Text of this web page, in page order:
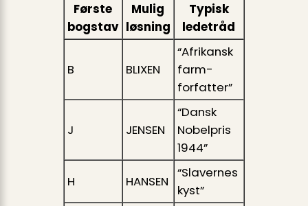
Første
bogstav
Mulig
løsning
Typisk
ledetråd
B BLIXEN
“Afrikansk
farm-
forfatter”
J JENSEN
“Dansk
Nobelpris
1944”
H HANSEN
“Slavernes
kyst”